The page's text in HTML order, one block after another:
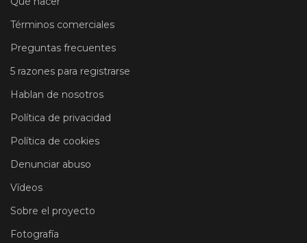
Términos comerciales
Preguntas frecuentes
5 razones para registrarse
Hablan de nosotros
Política de privacidad
Política de cookies
Denunciar abuso
Vídeos
Sobre el proyecto
Fotografía